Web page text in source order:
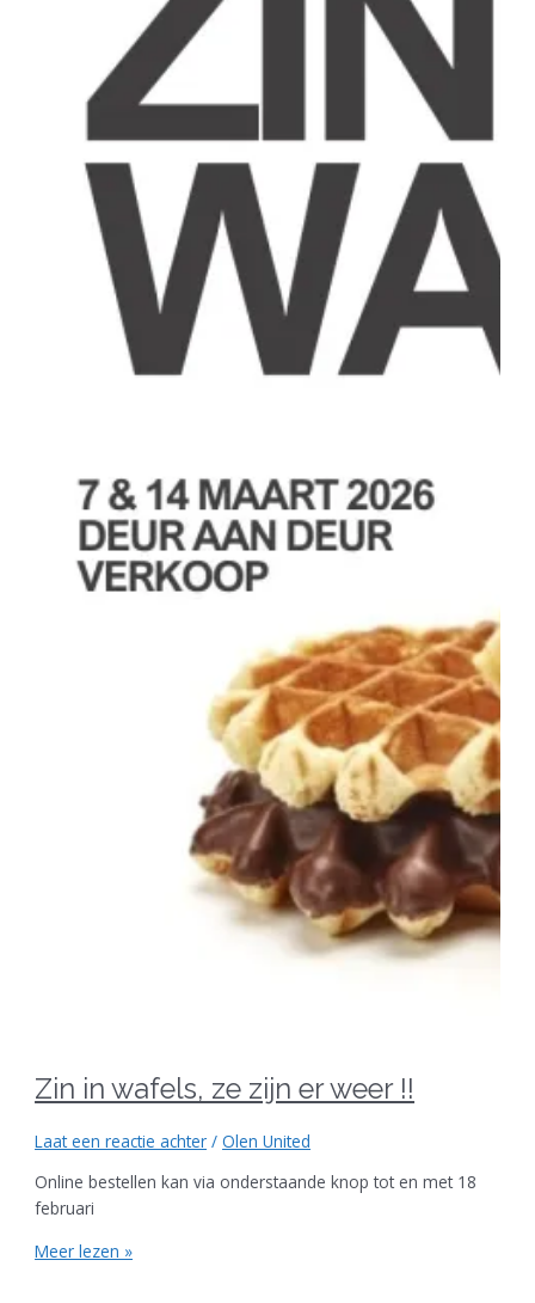
Zin in wafels, ze zijn er weer !!
Laat een reactie achter /Olen United
Online bestellen kan via onderstaande knop tot en met 18
februari
Meer lezen »